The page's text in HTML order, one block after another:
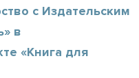
с Издательским
в
«Книга для